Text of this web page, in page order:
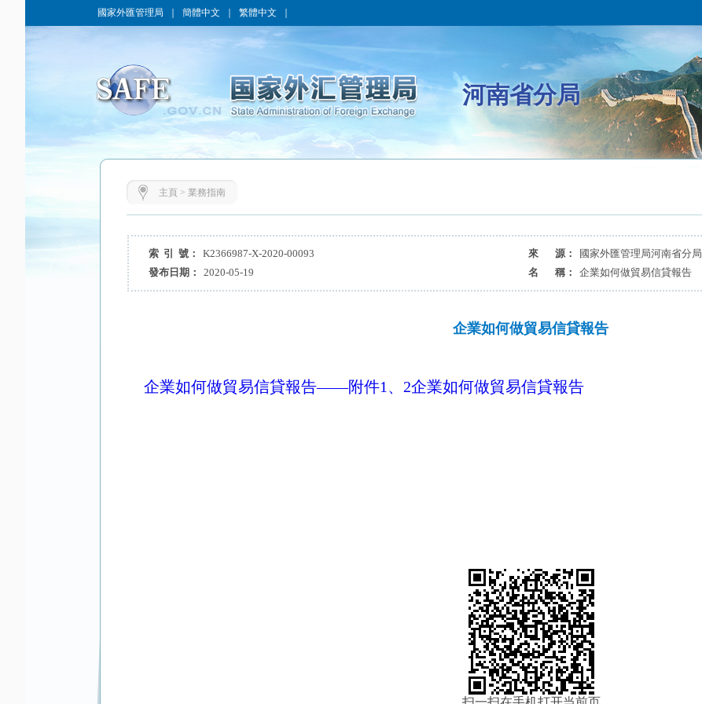
國家外匯管理局 簡體中文 繁體中文
河南省分局
主頁 > 業務指南
索 引 號： K2366987-X-2020-00093 來 源：
國家外匯管理局河南省分局
發布日期：
2020-05-19 名 稱： 企業如何做貿易信貸報告
企業如何做貿易信貸報告
企業如何做貿易信貸報告——附件1、2企業如何做貿易信貸報告